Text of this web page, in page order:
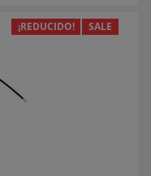
¡REDUCIDO! SALE